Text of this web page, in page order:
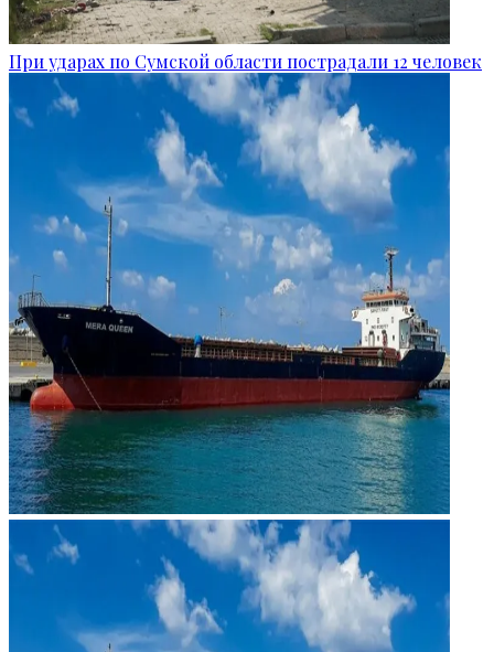
При ударах по Сумской области пострадали 12 человек